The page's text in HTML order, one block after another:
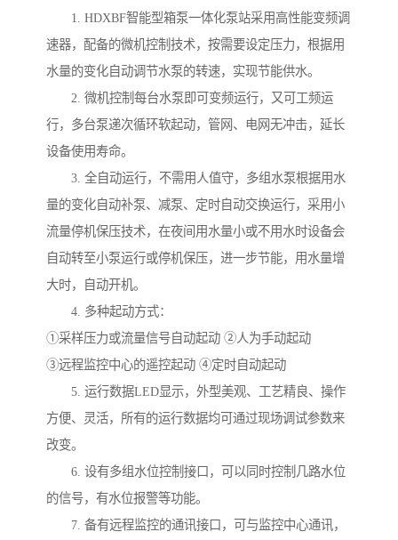
1. HDXBF智能型箱泵一体化泵站采用高性能变频调
速器，配备的微机控制技术，按需要设定压力，根据用
水量的变化自动调节水泵的转速，实现节能供水。
2. 微机控制每台水泵即可变频运行，又可工频运
行，多台泵递次循环软起动，管网、电网无冲击，延长
设备使用寿命。
3. 全自动运行，不需用人值守，多组水泵根据用水
量的变化自动补泵、减泵、定时自动交换运行，采用小
流量停机保压技术，在夜间用水量小或不用水时设备会
自动转至小泵运行或停机保压，进一步节能，用水量增
大时，自动开机。
4. 多种起动方式：
①采样压力或流量信号自动起动 ②人为手动起动
③远程监控中心的遥控起动 ④定时自动起动
5. 运行数据LED显示，外型美观、工艺精良、操作
方便、灵活，所有的运行数据均可通过现场调试参数来
改变。
6. 设有多组水位控制接口，可以同时控制几路水位
的信号，有水位报警等功能。
7. 备有远程监控的通讯接口，可与监控中心通讯，